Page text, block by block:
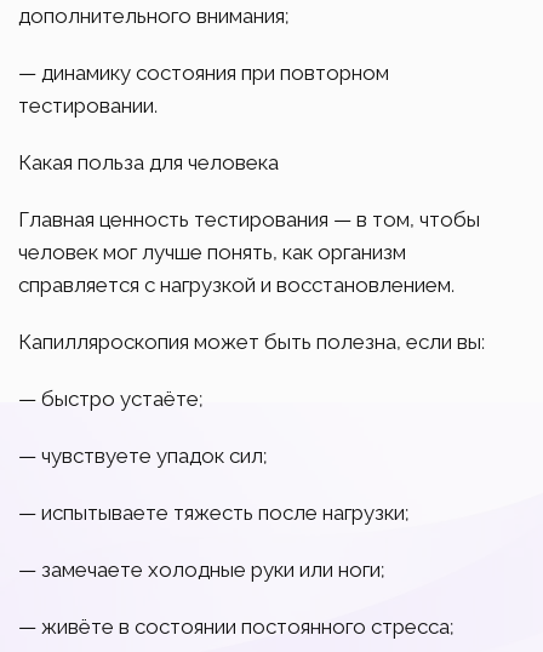
дополнительного внимания;
— динамику состояния при повторном
тестировании.
Какая польза для человека
Главная ценность тестирования — в том, чтобы
человек мог лучше понять, как организм
справляется с нагрузкой и восстановлением.
Капилляроскопия может быть полезна, если вы:
— быстро устаёте;
— чувствуете упадок сил;
— испытываете тяжесть после нагрузки;
— замечаете холодные руки или ноги;
— живёте в состоянии постоянного стресса;